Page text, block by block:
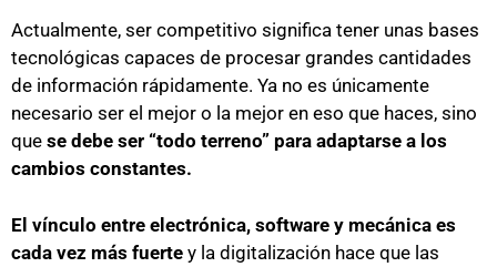
Actualmente, ser competitivo significa tener unas bases
tecnológicas capaces de procesar grandes cantidades
de información rápidamente. Ya no es únicamente
necesario ser el mejor o la mejor en eso que haces, sino
que se debe ser “todo terreno” para adaptarse a los
cambios constantes.
El vínculo entre electrónica, software y mecánica es
cada vez más fuerte y la digitalización hace que las